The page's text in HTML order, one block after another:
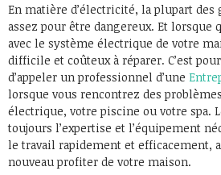
En matière d’électricité, la plupart des
assez pour être dangereux. Et lorsque
avec le système électrique de votre
difficile et coûteux à réparer. C’est
d’appeler un professionnel d’une
lorsque vous rencontrez des
électrique, votre piscine ou votre spa.
toujours l’expertise et l’équipement
le travail rapidement et efficacement,
nouveau profiter de votre maison.